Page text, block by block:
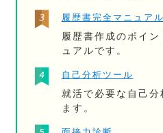
履歴書完全マニュアル
履歴書作成のポイ
ュアルです。
自己分析ツール
就活で必要な自己分
ます。